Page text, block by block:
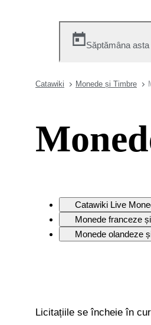
Săptămâna asta
Catawiki Monede și Timbre
Catawiki Live
Monede franceze
Monede olandeze
Licitațiile se încheie în